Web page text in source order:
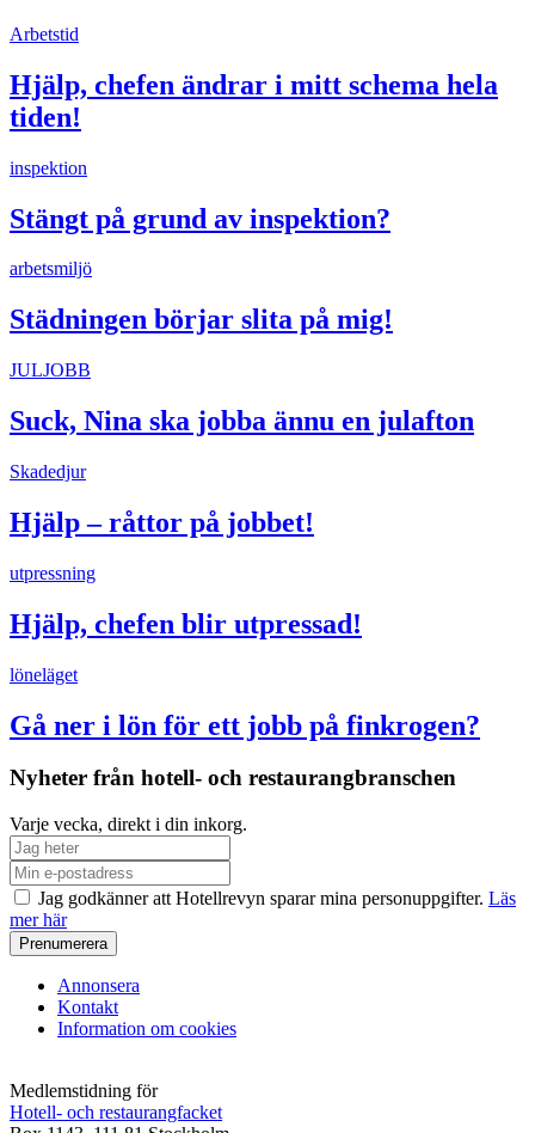
Arbetstid
Hjälp, chefen ändrar i mitt schema hela
tiden!
inspektion
Stängt på grund av inspektion?
arbetsmiljö
Städningen börjar slita på mig!
JULJOBB
Suck, Nina ska jobba ännu en julafton
Skadedjur
Hjälp – råttor på jobbet!
utpressning
Hjälp, chefen blir utpressad!
löneläget
Gå ner i lön för ett jobb på finkrogen?
Nyheter från hotell- och restaurangbranschen
Varje vecka, direkt i din inkorg.
Jag godkänner att Hotellrevyn sparar mina personuppgifter. Läs
mer här
Annonsera
Kontakt
Information om cookies
Medlemstidning för
Hotell- och restaurangfacket